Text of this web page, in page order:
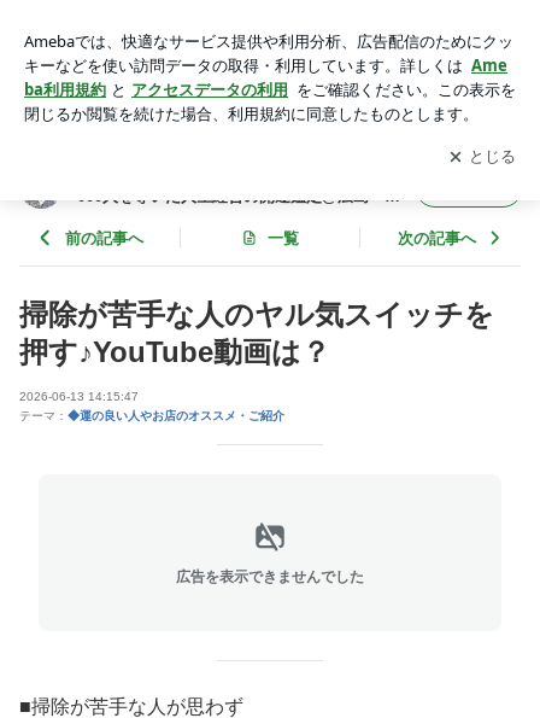
算命学で人生後半の不安と迷いを解消する！7000人を導いた
人生経営の開運鑑定@広島・古都
アプリをダウンロードして ブログの更新通知
を受け取りまし
ょう。
開く
000人を導いた人生経営の開運鑑定@広島・古
前の記事へ 一覧 次の記事へ
掃除が苦手な人のヤル気スイッチを
押す♪YouTube動画は？
2026-06-13 14:15:47
テーマ： ◆運の良い人やお店のオススメ・ご紹介
広告を表示できませんでした
■掃除が苦手な人が思わず